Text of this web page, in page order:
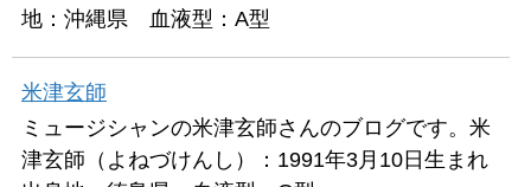
地：沖縄県 血液型：A型
米津玄師
ミュージシャンの米津玄師さんのブログです。米
津玄師（よねづけんし）：1991年3月10日生まれ